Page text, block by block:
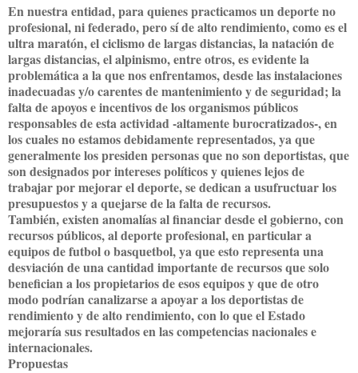
En nuestra entidad, para quienes practicamos un deporte no
profesional, ni federado, pero sí de alto rendimiento, como es el
ultra maratón, el ciclismo de largas distancias, la natación de
largas distancias, el alpinismo, entre otros, es evidente la
problemática a la que nos enfrentamos, desde las instalaciones
inadecuadas y/o carentes de mantenimiento y de seguridad; la
falta de apoyos e incentivos de los organismos públicos
responsables de esta actividad -altamente burocratizados-, en
los cuales no estamos debidamente representados, ya que
generalmente los presiden personas que no son deportistas, que
son designados por intereses políticos y quienes lejos de
trabajar por mejorar el deporte, se dedican a usufructuar los
presupuestos y a quejarse de la falta de recursos.
También, existen anomalías al financiar desde el gobierno, con
recursos públicos, al deporte profesional, en particular a
equipos de futbol o basquetbol, ya que esto representa una
desviación de una cantidad importante de recursos que solo
benefician a los propietarios de esos equipos y que de otro
modo podrían canalizarse a apoyar a los deportistas de
rendimiento y de alto rendimiento, con lo que el Estado
mejoraría sus resultados en las competencias nacionales e
internacionales.
Propuestas